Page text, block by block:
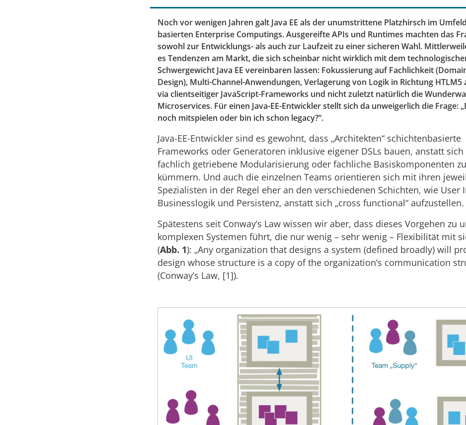
Noch vor wenigen Jahren galt Java EE als der unumstrittene Platzhirsch im
basierten Enterprise Computings. Ausgereifte APIs und Runtimes machten das
sowohl zur Entwicklungs- als auch zur Laufzeit zu einer sicheren Wahl.
es Tendenzen am Markt, die sich scheinbar nicht wirklich mit dem
Schwergewicht Java EE vereinbaren lassen: Fokussierung auf Fachlichkeit
Design), Multi-Channel-Anwendungen, Verlagerung von Logik in Richtung HTLM5
via clientseitiger JavaScript-Frameworks und nicht zuletzt natürlich die
Microservices. Für einen Java-EE-Entwickler stellt sich da unweigerlich die Frage:
noch mitspielen oder bin ich schon legacy?“.
Java-EE-Entwickler sind es gewohnt, dass „Architekten“ schichtenbasierte
Frameworks oder Generatoren inklusive eigener DSLs bauen, anstatt
fachlich getriebene Modularisierung oder fachliche Basiskomponenten zu
kümmern. Und auch die einzelnen Teams orientieren sich mit ihren
Spezialisten in der Regel eher an den verschiedenen Schichten, wie User
Businesslogik und Persistenz, anstatt sich „cross functional“ aufzustellen.
Spätestens seit Conway’s Law wissen wir aber, dass dieses Vorgehen zu
komplexen Systemen führt, die nur wenig – sehr wenig – Flexibilität mit
(Abb. 1): „Any organization that designs a system (defined broadly) will
design whose structure is a copy of the organization’s communication
(Conway’s Law, [1]).